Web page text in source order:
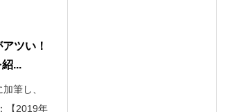
ツい！
...
筆し、
【2019年